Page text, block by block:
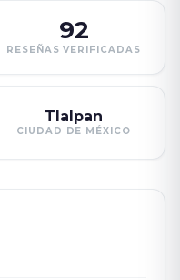
92
RESEÑAS VERIFICADAS
Tlalpan
CIUDAD DE MÉXICO